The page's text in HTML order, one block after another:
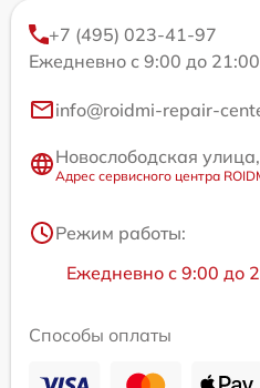
+7 (495) 023-41-97
Ежедневно с 9:00 до 21:00
info@roidmi-repair-
Новослободская
Адрес сервисного центра
Режим работы:
Ежедневно с 9:00 до
Способы оплаты